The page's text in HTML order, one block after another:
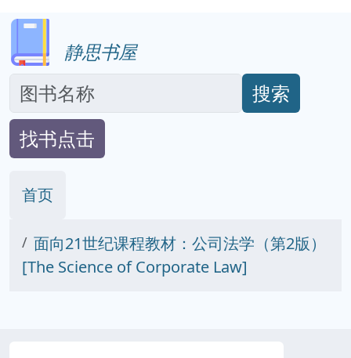
静思书屋
搜索
找书点击
首页
面向21世纪课程教材：公司法学（第2版）
[The Science of Corporate Law]